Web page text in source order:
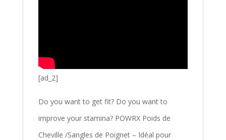
[ad_2]
Do you want to get fit? Do you want to
improve your stamina? POWRX Poids de
Cheville /Sangles de Poignet – Idéal pour